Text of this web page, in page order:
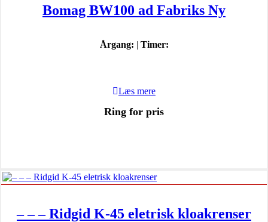
Bomag BW100 ad Fabriks Ny
Årgang: | Timer:
Læs mere
Ring for pris
– – – Ridgid K-45 eletrisk kloakrenser